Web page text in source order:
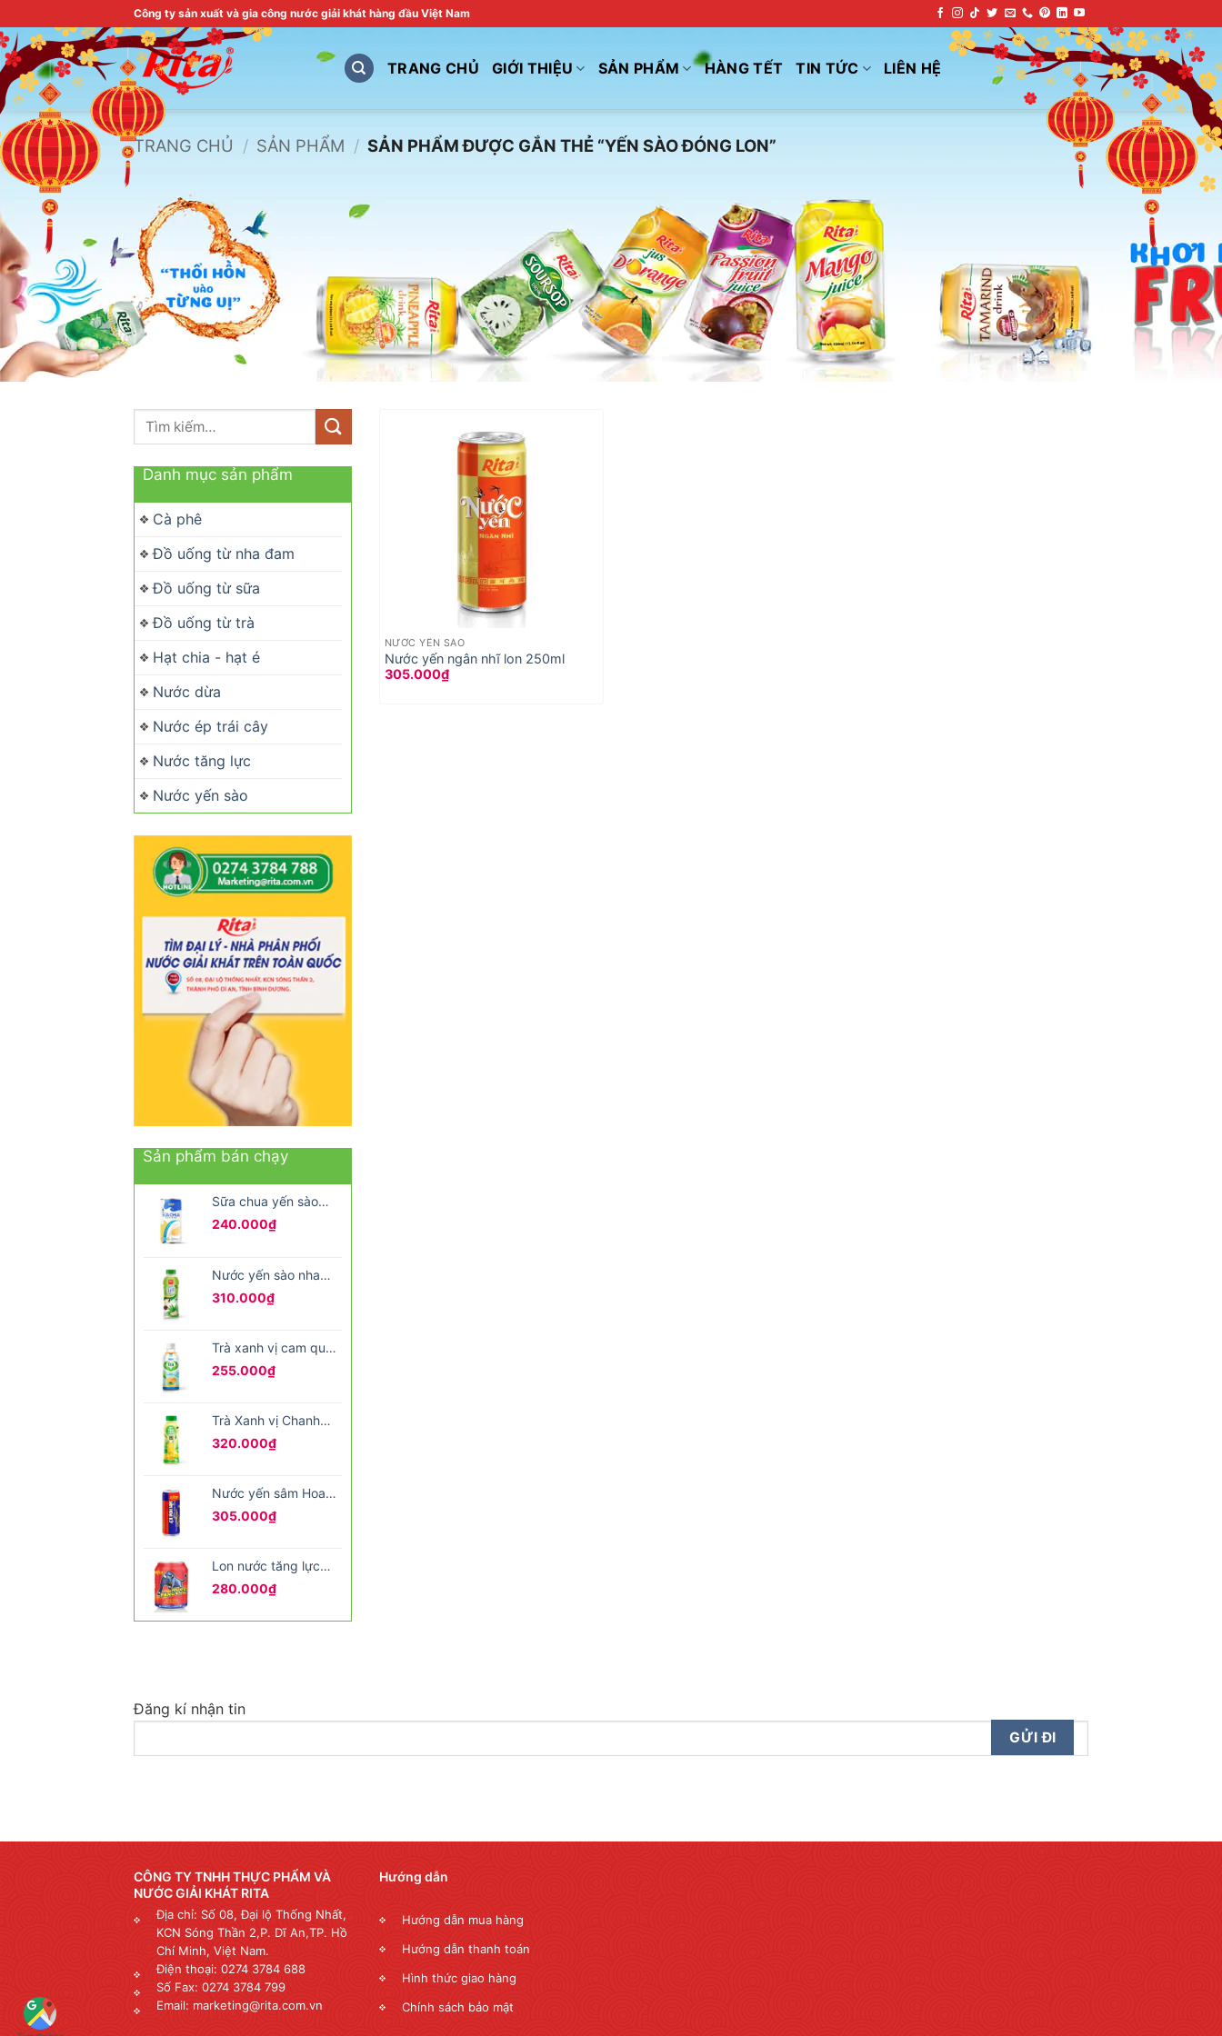
to
content
Công ty sản xuất và gia công nước giải khát hàng đầu Việt Nam
TRANG CHỦ GIỚI THIỆU SẢN PHẨM HÀNG TẾT TIN TỨC LIÊN HỆ
TRANG CHỦ / SẢN PHẨM / SẢN PHẨM ĐƯỢC GẮN THẺ “YẾN SÀO ĐÓNG LON”
Tìm
Danh mục sản phẩm
Cà phê
Đồ uống từ nha đam
Đồ uống từ sữa
Đồ uống từ trà
Hạt chia - hạt é
Nước dừa
Nước ép trái cây
Nước tăng lực
Nước yến sào
Sản phẩm bán chạy
Sữa chua yến sào
yogurt đóng lon
200ml
240.000₫
Nước yến sào nha
đam hảo hạng đóng
chai
310.000₫
Trà xanh vị cam quất
bạc hà 350ml
255.000₫
Trà Xanh vị Chanh
cùng hạt Thuỷ Tinh ,
hạt nổ trái cây
320.000₫
Nước yến sâm Hoa
Kỳ lon 240ml
305.000₫
Lon nước tăng lực
RITA 250ml
280.000₫
NƯỚC YẾN SÀO
Nước yến ngân nhĩ lon 250ml
305.000₫
Đăng kí nhận tin
CÔNG TY TNHH THỰC PHẨM VÀ
NƯỚC GIẢI KHÁT RITA
Địa chỉ: Số 08, Đại lộ Thống Nhất,
KCN Sóng Thần 2,P. Dĩ An,TP. Hồ
Chí Minh, Việt Nam.
Điện thoại: 0274 3784 688
Số Fax: 0274 3784 799
Email: marketing@rita.com.vn
Hướng dẫn
Hướng dẫn mua hàng
Hướng dẫn thanh toán
Hình thức giao hàng
Chính sách bảo mật